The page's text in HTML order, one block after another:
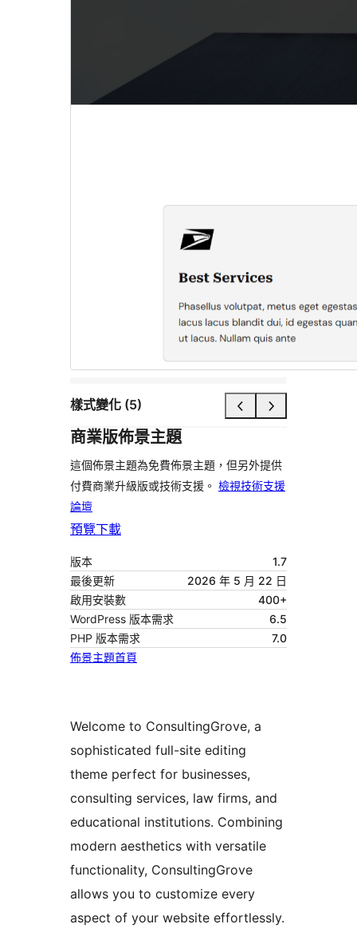
樣式變化 (5)
商業版佈景主題
這個佈景主題為免費佈景主題，但另外提供
付費商業升級版或技術支援。 檢視技術支援
論壇
預覽下載
版本
1.7
最後更新
2026 年 5 月 22 日
啟用安裝數
400+
WordPress 版本需求
6.5
PHP 版本需求
7.0
佈景主題首頁
Welcome to ConsultingGrove, a
sophisticated full-site editing
theme perfect for businesses,
consulting services, law firms, and
educational institutions. Combining
modern aesthetics with versatile
functionality, ConsultingGrove
allows you to customize every
aspect of your website effortlessly.